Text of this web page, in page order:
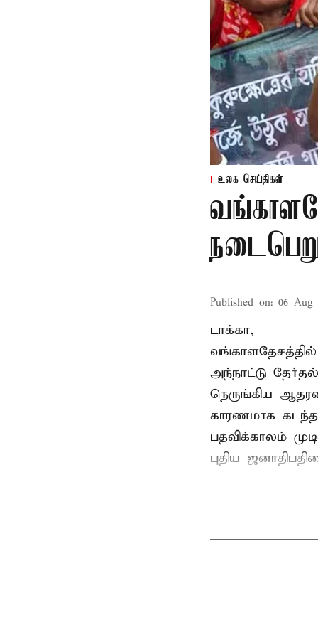
உலக செய்திகள்
Published on: 06 Aug
டாக்கா,
அந்நாட்டு
நெருங்கிய
காரணமாக
பதவிக்காலம்
புதிய